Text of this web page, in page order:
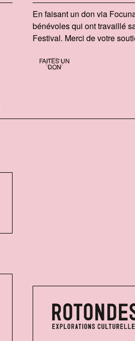
En faisant un don via
bénévoles qui ont travaillé
Festival. Merci de votre
FAITES UN
DON